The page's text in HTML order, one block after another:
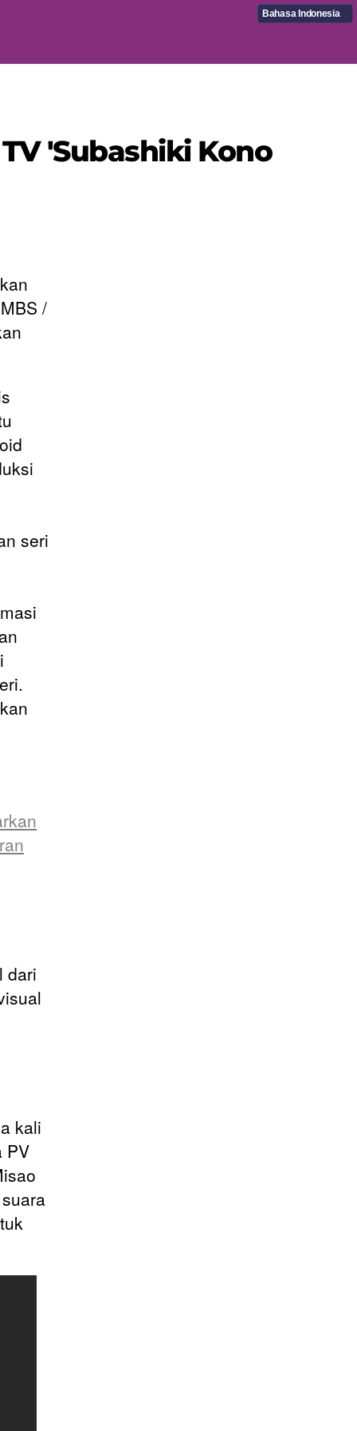
Bahasa Indonesia
'Subashiki Kono
/
seri
dari
kali
PV